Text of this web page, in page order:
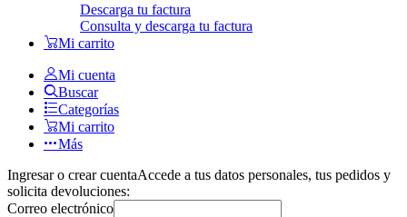
Descarga tu factura
Consulta y descarga tu factura
Mi carrito
Mi cuenta
Buscar
Categorías
Mi carrito
Más
Ingresar o crear cuentaAccede a tus datos personales, tus pedidos y
solicita devoluciones:
Correo electrónico